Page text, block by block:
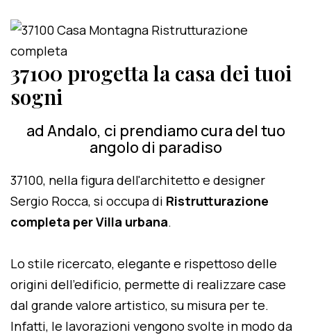
37100 progetta la casa dei tuoi
sogni
ad Andalo, ci prendiamo cura del tuo
angolo di paradiso
37100, nella figura dell'architetto e designer
Sergio Rocca, si occupa di Ristrutturazione
completa per Villa urbana.
Lo stile ricercato, elegante e rispettoso delle
origini dell'edificio, permette di realizzare case
dal grande valore artistico, su misura per te.
Infatti, le lavorazioni vengono svolte in modo da